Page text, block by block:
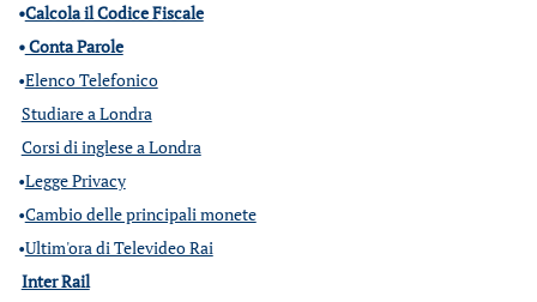
•Calcola il Codice Fiscale
•Conta Parole
•Elenco Telefonico
Studiare a Londra
Corsi di inglese a Londra
•Legge Privacy
•Cambio delle principali monete
•Ultim'ora di Televideo Rai
Inter Rail